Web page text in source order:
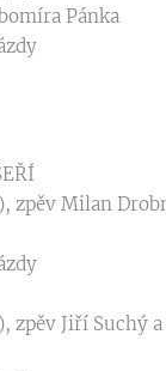
Pánka
zpěv Milan
zpěv Jiří Suchý